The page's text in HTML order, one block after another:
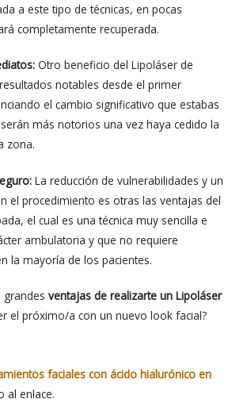
a este tipo de técnicas, en pocas
completamente recuperada.
Otro beneficio del Lipoláser de
notables desde el primer
el cambio significativo que estabas
más notorios una vez haya cedido la
zona.
La reducción de vulnerabilidades y un
el procedimiento es otras las ventajas del
el cual es una técnica muy sencilla e
ambulatoria y que no requiere
la mayoría de los pacientes.
grandes ventajas de realizarte un Lipoláser
el próximo/a con un nuevo look facial?
faciales con ácido hialurónico en
al enlace.